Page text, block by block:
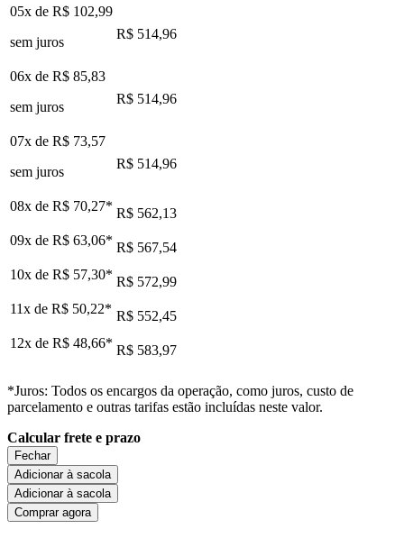
05x de R$ 102,99
sem juros
R$ 514,96
06x de R$ 85,83
sem juros
R$ 514,96
07x de R$ 73,57
sem juros
R$ 514,96
08x de R$ 70,27* R$ 562,13
09x de R$ 63,06* R$ 567,54
10x de R$ 57,30* R$ 572,99
11x de R$ 50,22* R$ 552,45
12x de R$ 48,66* R$ 583,97
*Juros: Todos os encargos da operação, como juros, custo de
parcelamento e outras tarifas estão incluídas neste valor.
Calcular frete e prazo
Fechar
Adicionar à sacola
Adicionar à sacola
Comprar agora